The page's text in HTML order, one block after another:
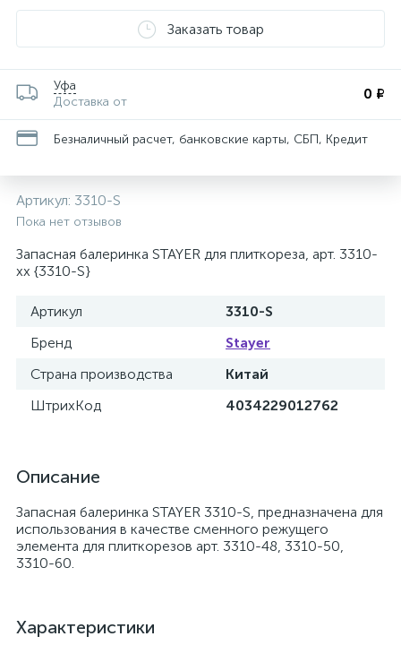
Заказать товар
Уфа
Доставка от
0 ₽
Безналичный расчет, банковские карты, СБП, Кредит
Артикул: 3310-S
Пока нет отзывов
Запасная балеринка STAYER для плиткореза, арт. 3310-
xx {3310-S}
Артикул
3310-S
Бренд
Stayer
Страна производства
Китай
ШтрихКод
4034229012762
Описание
Запасная балеринка STAYER 3310-S, предназначена для
использования в качестве сменного режущего
элемента для плиткорезов арт. 3310-48, 3310-50,
3310-60.
Характеристики